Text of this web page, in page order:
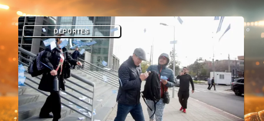
DEPORTES